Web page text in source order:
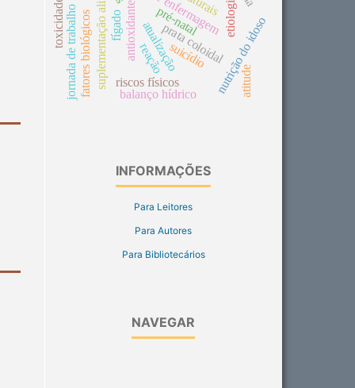
prata coloidal
etiologia
atualização
antioxidantes
suplementação alimentar nutrição do idoso
riscos físicos
fatores biológicos suicídio
jornada de trabalho fígado
reação
toxicidade
balanço hídrico atitude
pré-natal
INFORMAÇÕES
Para Leitores
Para Autores
Para Bibliotecários
NAVEGAR